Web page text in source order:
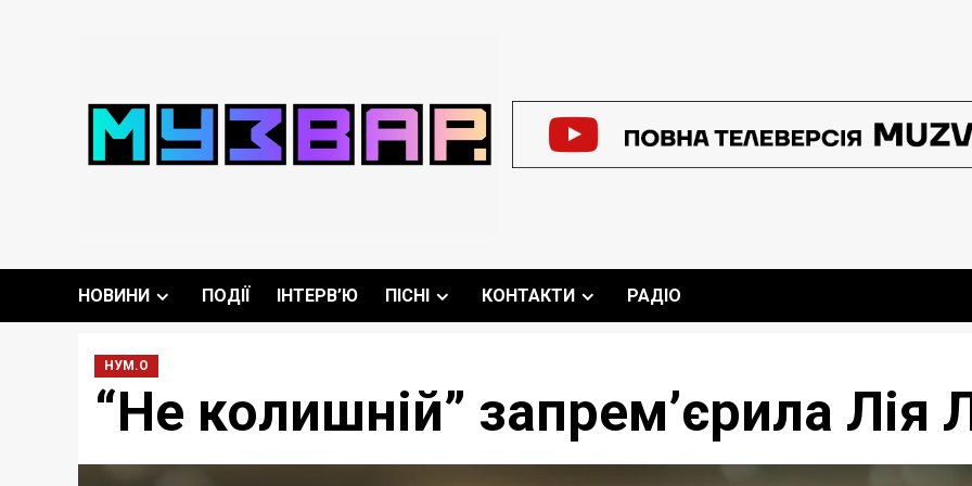
НОВИНИ ПОДІЇ ІНТЕРВ’Ю ПІСНІ КОНТАКТИ РАДІО
НУМ.О
“Не колишній” запрем’єрила Лія